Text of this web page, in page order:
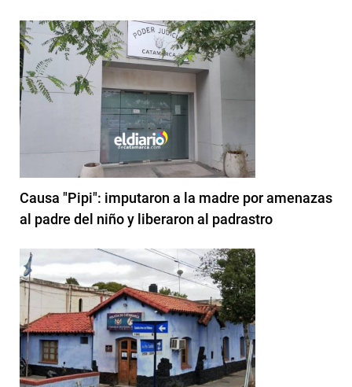
Causa "Pipi": imputaron a la madre por amenazas
al padre del niño y liberaron al padrastro